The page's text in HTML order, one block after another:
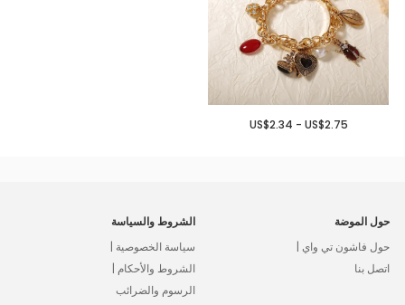
US$2.34 - US$2.75
حول الموضة
حول فاشون تي واي |
اتصل بنا
الشروط والسياسة
سياسة الخصوصية |
الشروط والأحكام |
الرسوم والضرائب